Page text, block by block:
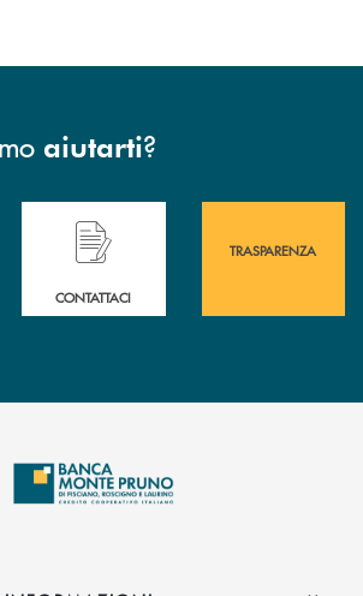
aiutarti?
delle&nbsp; filiali&nbsp; di Banca
Hai bisogno di assistenza immediata?
CONTATTACI
TRASPARENZA